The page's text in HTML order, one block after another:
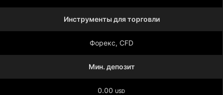
Инструменты для торговли
Форекс, CFD
Мин. депозит
0.00 USD